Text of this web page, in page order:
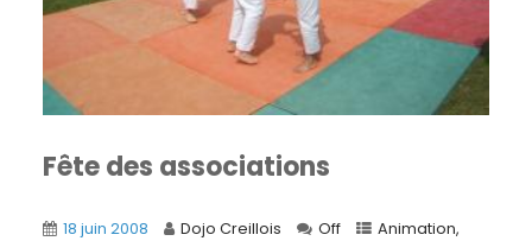
Fête des associations
18 juin 2008 Dojo Creillois Off Animation,